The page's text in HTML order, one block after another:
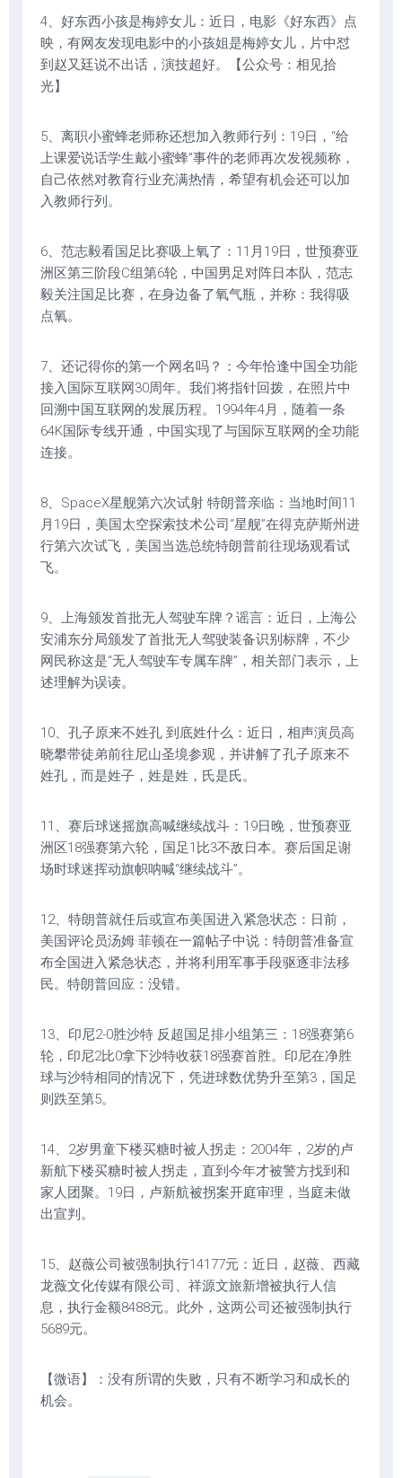
4、好东西小孩是梅婷女儿：近日，电影《好东西》点
映，有网友发现电影中的小孩姐是梅婷女儿，片中怼
到赵又廷说不出话，演技超好。【公众号：相见拾
光】
5、离职小蜜蜂老师称还想加入教师行列：19日，“给
上课爱说话学生戴小蜜蜂”事件的老师再次发视频称，
自己依然对教育行业充满热情，希望有机会还可以加
入教师行列。
6、范志毅看国足比赛吸上氧了：11月19日，世预赛亚
洲区第三阶段C组第6轮，中国男足对阵日本队，范志
毅关注国足比赛，在身边备了氧气瓶，并称：我得吸
点氧。
7、还记得你的第一个网名吗？：今年恰逢中国全功能
接入国际互联网30周年。我们将指针回拨，在照片中
回溯中国互联网的发展历程。1994年4月，随着一条
64K国际专线开通，中国实现了与国际互联网的全功能
连接。
8、SpaceX星舰第六次试射 特朗普亲临：当地时间11
月19日，美国太空探索技术公司“星舰”在得克萨斯州进
行第六次试飞，美国当选总统特朗普前往现场观看试
飞。
9、上海颁发首批无人驾驶车牌？谣言：近日，上海公
安浦东分局颁发了首批无人驾驶装备识别标牌，不少
网民称这是“无人驾驶车专属车牌”，相关部门表示，上
述理解为误读。
10、孔子原来不姓孔 到底姓什么：近日，相声演员高
晓攀带徒弟前往尼山圣境参观，并讲解了孔子原来不
姓孔，而是姓子，姓是姓，氏是氏。
11、赛后球迷摇旗高喊继续战斗：19日晚，世预赛亚
洲区18强赛第六轮，国足1比3不敌日本。赛后国足谢
场时球迷挥动旗帜呐喊“继续战斗”。
12、特朗普就任后或宣布美国进入紧急状态：日前，
美国评论员汤姆·菲顿在一篇帖子中说：特朗普准备宣
布全国进入紧急状态，并将利用军事手段驱逐非法移
民。特朗普回应：没错。
13、印尼2-0胜沙特 反超国足排小组第三：18强赛第6
轮，印尼2比0拿下沙特收获18强赛首胜。印尼在净胜
球与沙特相同的情况下，凭进球数优势升至第3，国足
则跌至第5。
14、2岁男童下楼买糖时被人拐走：2004年，2岁的卢
新航下楼买糖时被人拐走，直到今年才被警方找到和
家人团聚。19日，卢新航被拐案开庭审理，当庭未做
出宣判。
15、赵薇公司被强制执行14177元：近日，赵薇、西藏
龙薇文化传媒有限公司、祥源文旅新增被执行人信
息，执行金额8488元。此外，这两公司还被强制执行
5689元。
【微语】：没有所谓的失败，只有不断学习和成长的
机会。